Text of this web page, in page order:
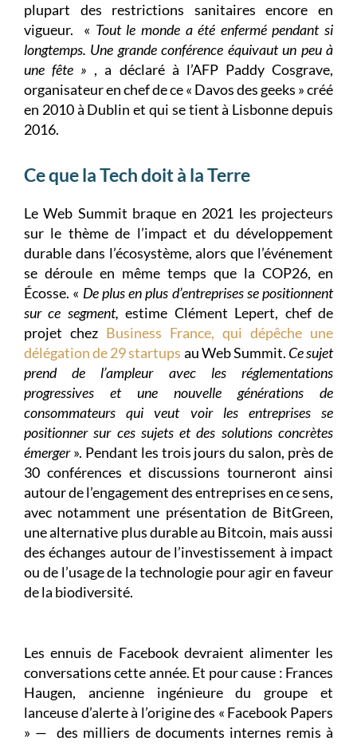
plupart des restrictions sanitaires encore en
vigueur. « Tout le monde a été enfermé pendant si
longtemps. Une grande conférence équivaut un peu à
une fête » , a déclaré à l’AFP Paddy Cosgrave,
organisateur en chef de ce « Davos des geeks » créé
en 2010 à Dublin et qui se tient à Lisbonne depuis
2016.
Ce que la Tech doit à la Terre
Le Web Summit braque en 2021 les projecteurs
sur le thème de l’impact et du développement
durable dans l’écosystème, alors que l’événement
se déroule en même temps que la COP26, en
Écosse. « De plus en plus d’entreprises se positionnent
sur ce segment, estime Clément Lepert, chef de
projet chez Business France, qui dépêche une
délégation de 29 startups au Web Summit. Ce sujet
prend de l’ampleur avec les réglementations
progressives et une nouvelle générations de
consommateurs qui veut voir les entreprises se
positionner sur ces sujets et des solutions concrètes
émerger». Pendant les trois jours du salon, près de
30 conférences et discussions tourneront ainsi
autour de l’engagement des entreprises en ce sens,
avec notamment une présentation de BitGreen,
une alternative plus durable au Bitcoin, mais aussi
des échanges autour de l’investissement à impact
ou de l’usage de la technologie pour agir en faveur
de la biodiversité.
Les ennuis de Facebook devraient alimenter les
conversations cette année. Et pour cause : Frances
Haugen, ancienne ingénieure du groupe et
lanceuse d’alerte à l’origine des « Facebook Papers
» — des milliers de documents internes remis à